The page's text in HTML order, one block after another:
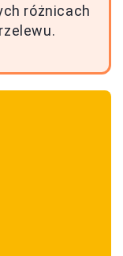
różnicach